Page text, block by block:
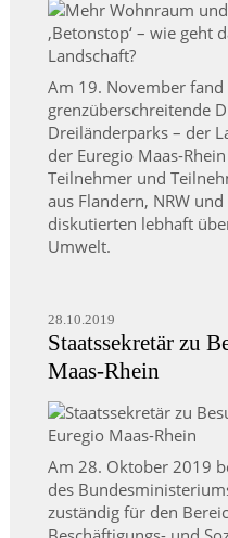
Am 19. November fand
grenzüberschreitende
Dreiländerparks – der
der Euregio Maas-
Teilnehmer und
aus Flandern, NRW
diskutierten lebhaft
Umwelt.
28.10.2019
Staatssekretär zu
Maas-Rhein
Am 28. Oktober 2019
des
zuständig für den